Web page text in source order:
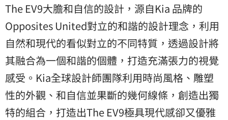
The EV9大膽和自信的設計，源自Kia 品牌的
Opposites United對立的和諧的設計理念，利用
自然和現代的看似對立的不同特質，透過設計將
其融合為一個和諧的個體，打造充滿張力的視覺
感受。Kia全球設計師團隊利用時尚風格、雕塑
性的外觀、和自信並果斷的幾何線條，創造出獨
特的組合，打造出The EV9極具現代感卻又優雅